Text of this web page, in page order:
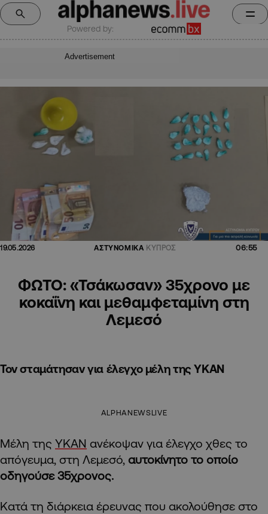
Powered by:
Advertisement
19.05.2026 ΑΣΤΥΝΟΜΙΚΑ ΚΥΠΡΟΣ 06:55
ΦΩΤΟ: «Τσάκωσαν» 35χρονο με
κοκαΐνη και μεθαμφεταμίνη στη
Λεμεσό
Τον σταμάτησαν για έλεγχο μέλη της ΥΚΑΝ
ALPHANEWSLIVE
Μέλη της ΥΚΑΝ ανέκοψαν για έλεγχο χθες το
απόγευμα, στη Λεμεσό, αυτοκίνητο το οποίο
οδηγούσε 35χρονος.
Κατά τη διάρκεια έρευνας που ακολούθησε στο